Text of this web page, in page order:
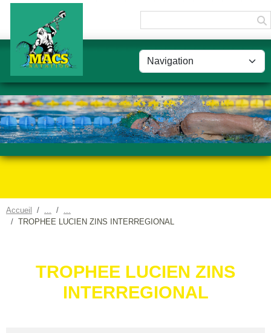
Accueil
TROPHEE LUCIEN ZINS INTERREGIONAL
TROPHEE LUCIEN ZINS
INTERREGIONAL